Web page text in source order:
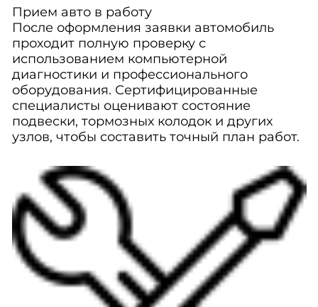
Прием авто в работу
После оформления заявки автомобиль
проходит полную проверку с
использованием компьютерной
диагностики и профессионального
оборудования. Сертифицированные
специалисты оценивают состояние
подвески, тормозных колодок и других
узлов, чтобы составить точный план работ.